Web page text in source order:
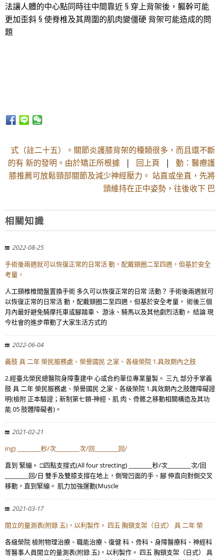
法讓人體的中心點同時往中間靠近 § 穿上背架後，軀幹可能
更加歪斜 § 使脊椎及其周圍的肌肉變僵硬 背架可能造成的問
題
式（註二十五）。關節炎護膝背架的種類很多，而且還不斷
的有 新的發明。由於矯正所根據 | 回上頁 | 動：醫療護
膝推薦可放鬆頸部關節及減少神經壓力。 站直或坐直，先將
頭維持在正中姿勢，往後收下 巴
相關知識
2022-08-25
手術後兩週就可以恢復正常的日常活 動，配戴頸圈二至四週，但基於安全
考量，
人工頸椎椎間盤置換手術 多久可以恢復正常的日常 活動？ 手術後兩週就可
以恢復正常的日常活 動，配戴頸圈二至四週，但基於安全考量， 術後三個
月內最好避免騎摩托車或腳踏車、 游泳、騎馬以及其他劇烈活動。 結論 現
今社會的進步帶動了大家生活方式的
2022-06-04
義肢 具 二年 榮民服務處、榮譽國民 之家、各級榮院 1.具效期內之肢
2.經臺北榮民總醫院身障重建中 心或合約單位專業量製。 三九 部分手掌義
肢 具 二年 榮民服務處、榮譽國民 之家、各級榮院 1.具效期內之肢體障礙證
明(檢附 正本驗證；新制第七類-神經、肌 肉、骨骼之移動相關構造及其功
能 05 肢體障礙者)。
2021-02-21
ing) ________秒/次________次/回________回/
直到 緊繃。 □四點支撐式(All four strecting) ________秒/次________次/回
________回/日 雙手及雙膝支撐在地上，側彎凹面的手、腳 伸直向對側交叉
移動，直到緊繃。 肌力加強運動(Muscle
2021-03-17
開立的量測表(附錄 五)，以利製作。 四五 胸頸支架（日式） 具 二年 榮
各級榮院 檢附物理治療、職能治療、復健 科、骨科、身障醫療科、神經科
等醫事人員開立的量測表(附錄 五)，以利製作。 四五 胸頸支架（日式） 具